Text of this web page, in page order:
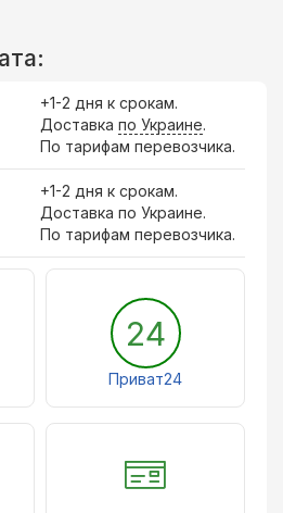
+1-2 дня к срокам.
Доставка по Украине.
По тарифам перевозчика.
+1-2 дня к срокам.
Доставка по Украине.
По тарифам перевозчика.
24
Приват24